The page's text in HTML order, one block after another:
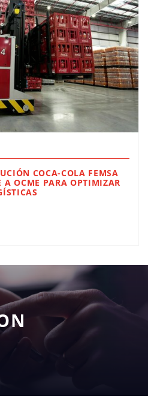
COCA-COLA FEMSA
A OCME PARA OPTIMIZAR